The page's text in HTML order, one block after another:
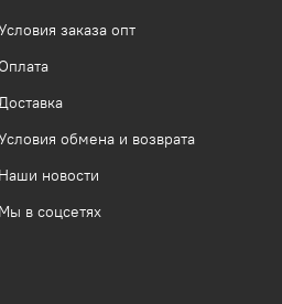
заказа опт
Оплата
обмена и возврата
Наши новости
Мы в соцсетях